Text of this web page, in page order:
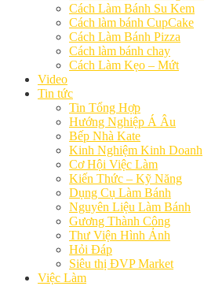
Cách Làm Bánh Su Kem
Cách làm bánh CupCake
Cách Làm Bánh Pizza
Cách làm bánh chay
Cách Làm Kẹo – Mứt
Video
Tin tức
Tin Tổng Hợp
Hướng Nghiệp Á Âu
Bếp Nhà Kate
Kinh Nghiệm Kinh Doanh
Cơ Hội Việc Làm
Kiến Thức – Kỹ Năng
Dụng Cụ Làm Bánh
Nguyên Liệu Làm Bánh
Gương Thành Công
Thư Viện Hình Ảnh
Hỏi Đáp
Siêu thị ĐVP Market
Việc Làm